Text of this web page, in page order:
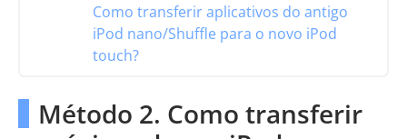
Como transferir aplicativos do antigo
iPod nano/Shuffle para o novo iPod
touch?
Método 2. Como transferir